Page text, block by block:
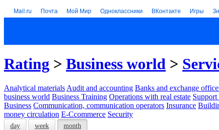
Mail.ru Почта Мой Мир Одноклассники ВКонтакте Игры
Rating > Business world >
Analytical materials Audit and accounting Banks and exchange
business world Business Training Operations with real estate Support
Business Communication, communication operators Insurance
money circulation E-Ccommerce Security
day week month